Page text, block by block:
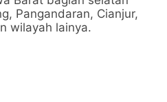
Pangandaran, Cianjur,
wilayah lainya.